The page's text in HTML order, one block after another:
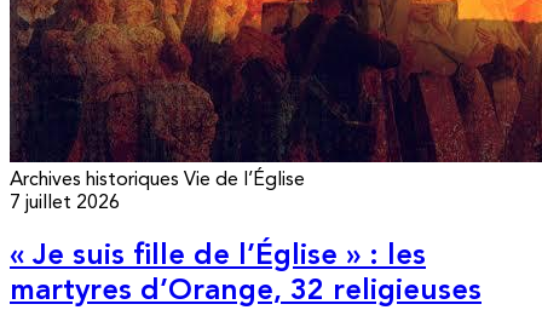
Archives historiques Vie de l’Église
7 juillet 2026
« Je suis fille de l’Église » : les
martyres d’Orange, 32 religieuses